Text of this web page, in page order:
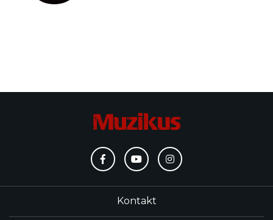
Kontakt